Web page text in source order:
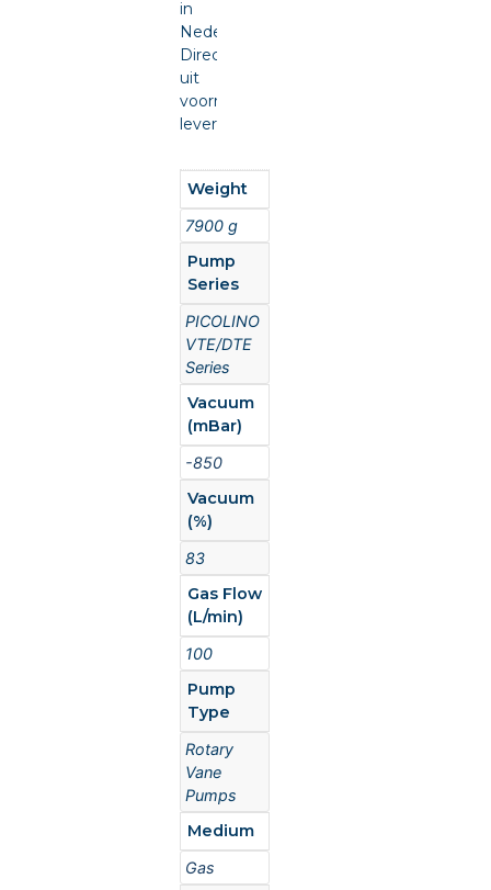
in
Nederland.
Direct
uit
voorraad
leverbaar.
Weight
7900 g
Pump
Series
PICOLINO
VTE/DTE
Series
Vacuum
(mBar)
-850
Vacuum
(%)
83
Gas Flow
(L/min)
100
Pump
Type
Rotary
Vane
Pumps
Medium
Gas